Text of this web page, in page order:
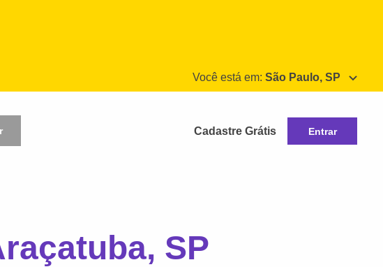
Você está em: São Paulo, SP
Cadastre Grátis Entrar
SP